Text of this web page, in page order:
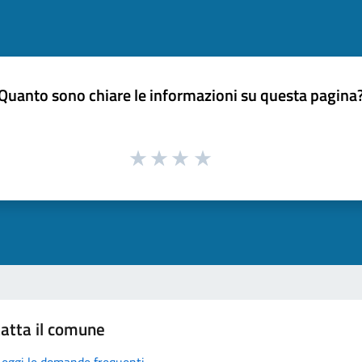
sono chiare le informazioni su questa
il comune